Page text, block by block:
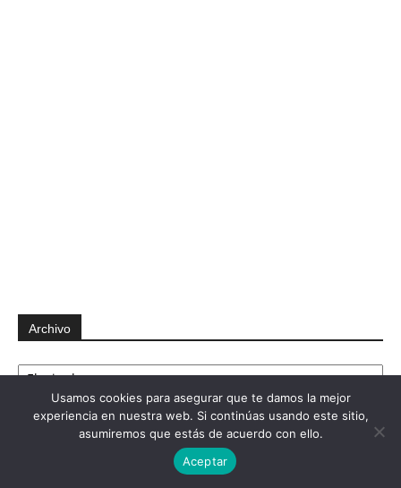
Archivo
Archivo
Usamos cookies para asegurar que te damos la mejor
experiencia en nuestra web. Si continúas usando este sitio,
asumiremos que estás de acuerdo con ello.
Aceptar